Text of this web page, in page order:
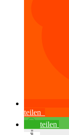
teilen
teilen